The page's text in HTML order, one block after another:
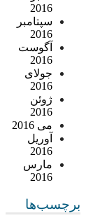
2016
سپتامبر
2016
آگوست
2016
جولای
2016
ژوئن
2016
می 2016
آوریل
2016
مارس
2016
برچسب‌ها